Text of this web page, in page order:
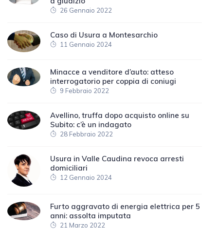
26 Gennaio 2022
Caso di Usura a Montesarchio
11 Gennaio 2024
Minacce a venditore d’auto: atteso
interrogatorio per coppia di coniugi
9 Febbraio 2022
Avellino, truffa dopo acquisto online su
Subito: c’è un indagato
28 Febbraio 2022
Usura in Valle Caudina revoca arresti
domiciliari
12 Gennaio 2024
Furto aggravato di energia elettrica per 5
anni: assolta imputata
21 Marzo 2022